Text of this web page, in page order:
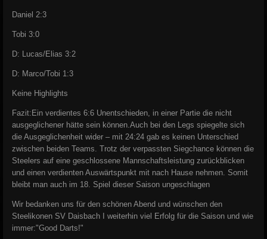
Daniel 2:3
Tobi 3:0
D: Lucas/Elias 3:2
D: Marco/Tobi 1:3
Keine Highlights
Fazit: Ein verdientes 6:6 Unentschieden, in einer Partie die nicht
ausgeglichener hätte sein können. Auch bei den Legs spiegelte sich
die Ausgeglichenheit wider – mit 24:24 gab es keinen Unterschied
zwischen beiden Teams. Trotz der verpassten Siegchance können die
Steelers auf eine geschlossene Mannschaftsleistung zurückblicken
und einen verdienten Auswärtspunkt mit nach Hause nehmen. Somit
bleibt man auch im 18. Spiel dieser Saison ungeschlagen
Wir bedanken uns für den schönen Abend und wünschen den
Steelikonen SV Daisbach I weiterhin viel Erfolg für die Saison und wie
immer:"Good Darts!"